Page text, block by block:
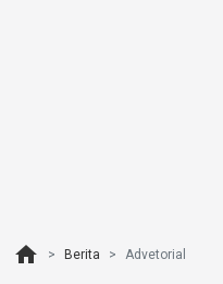
home Berita Advetorial